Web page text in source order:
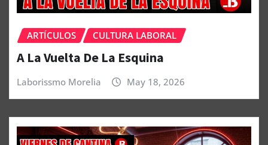
ARTÍCULOS CULTURA LABORAL
A La Vuelta De La Esquina
Laborissmo Morelia May 18, 2026